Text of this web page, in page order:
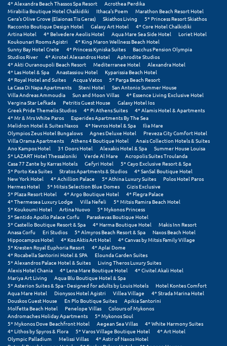
Παξοί
Παραλία Κατερίνης
Παραλία Λιτοχώρου
Παράλιο Άστρος
Πάργα
Παρνασσός
Πάρος
Πάτμος
Πάτρα
Παύλιανη
Πειραιάς
Πελοπόννησος
Πήλιο
Πιερία
Πλαταμώνας
Πλύτρα Λακωνίας
Πόρος
4* Alexandra Beach Thassos Spa Resort
Acrothea Perdika
Mirabilia Boutique Hotel Chalkidiki
Ithaca's Poem
Marathon Beach Resort Hotel
Gera's Olive Grove (Elaionas Tis Geras)
Skiathos Living
5* Princess Resort Skiathos
Racconto Boutique Design Hotel
Galaxy Art Hotel
4* Core Hotel Chalkidiki
Artina Hotel
4* Belvedere Aeolis Hotel Aqua Mare Sea Side Hotel
Loriet Hotel
Koukounari Rooms Agistri
4* King Maron Wellness Beach Hotel
Sunny Bay Hotel Crete
4* Princess Kyniska Suites
Bacchus Pension Olympia
Studios River
4* Airotel Alexandros Hotel
Aphrodite Studios
4* Akti Ouranoupoli Beach Resort
Mediterranee Hotel
Alexandra Hotel
4* Las Hotel & Spa
Anastassiou Hotel
Kyparissia Beach Hotel
4* Royal Hotel and Suites
Acqua Vatos
5* Parga Beach Resort
La Casa Di Napa Apartments
Steni Hotel
San Antonio Summer House
Villa Andreas Ammoudia
Sun and Moon Villas
4* Essence Living Exclusive Hotel
Vergina Star Lefkada
Petritis Guest House
Galaxy Hotel Ios
Greek Pride Themelis Studios
4* Pi Athens Suites
4* Alamis Hotel & Apartments
4* Mr & Mrs White Paros
Esperides Apartments By The Sea
Melidron Hotel & Suites Naxos
4* Nevros Hotel & Spa
Ilia Mare
Olympios Zeus Hotel Bungalows
Agnes Deluxe Hotel
Preveza City Comfort Hotel
Villa Orama Apartments
Athens 4 Boutique Hotel
Anais Collection Hotels & Suites
Ano Kampos Hotel
31 Doors Hotel Alexakis Hotel & Spa
Summer House Louisa
5* LAZART Hotel Thessaloniki
Verde Al Mare
Acropolis Suites Troulanda
Casa 77 Zante by Karras Hotels
Gefyri Hotel
5* Cayo Exclusive Resort & Spa
5* Porto Kea Suites
Stratos Apartments & Studios
4* SanSal Boutique Hotel
New York Hotel
4* Achillion Palace 5* Athina Luxury Suites
Polos Hotel Paros
Hermes Hotel
5* Mitsis Selection Blue Domes
Gizis Exclusive
5* Plaza Resort Hotel
4* Argo Boutique Hotel
4* Flegra Palace
4* Thermesea Luxury Lodge
Villa Nefeli
5* Mitsis Ramira Beach Hotel
5* Koukoumi Hotel
Artina Nuovo
5* Mykonos Princess
5* Sentido Apollo Palace Corfu
Paraskevas Boutique Hotel
5* Castello Boutique Resort & Spa
4* Harma Boutique Hotel
Makis Inn Resort
Anasa Corfu
Eri Studios 5* Almyros Beach Resort & Spa
Naxos Beach Hotel
Hippocampus Hotel
4* Kos Aktis Art Hotel
4* Canvas by Mitsis Family Village
5* Kresten Royal Euphoria Resort
4* Aplai Dome
4* Rocabella Santorini Hotel & SPA
Elounda Garden Suites
5* Alexandros Palace Hotel & Suites
Living Theros Luxury Suites
Alexis Hotel Chania
4* Lena Mare Boutique Hotel
4* Civitel Akali Hotel
Mariya Art Living
Aqua Blu Boutique Hotel & Spa
5* Asterion Suites & Spa - Designed for adults by Louis Hotels
Hotel Kontes Comfort
Aqua Mare Hotel
Dionysos Hotel Agistri Villea Village
4* Strada Marina Hotel
Douskos Guest House
En Plo Boutique Suites
Apikia Santorini
Molfetta Beach Hotel
Penelope Villas
Colours of Mykonos
Andromaches Holiday Apartments
5* Mykonos Soul
5* Mykonos Dove Beachfront Hotel
Aegean Sea Villas
4* White Harmony Suites
4* Lithos by Spyros & Flora
5* Varos Village Boutique Hotel
4* Art Hotel
Olympic Palladium
Melissi Villas
4* Astir of Naxos Hotel